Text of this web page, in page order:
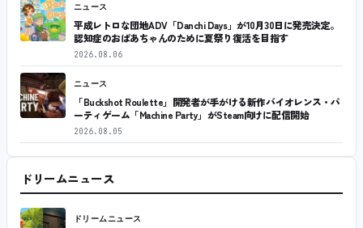
ニュース
平成レトロな団地ADV「Danchi Days」が10月30日に発売決定。
認知症のおばあちゃんのために夏祭り復活を目指す
2026.08.06
ニュース
「Buckshot Roulette」開発者が手がける新作バイオレンス・パ
ーティゲーム「Machine Party」がSteam向けに配信開始
2026.08.05
ドリームニュース
ドリームニュース